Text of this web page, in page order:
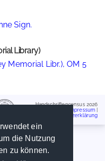
ein
die Nutzung
zu können.
Sign.
Library)
Memorial Libr.), OM 5
Handschriftencensus 2026
Impressum
Datenschutzerklärung